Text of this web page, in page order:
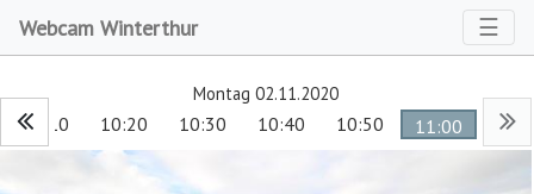
Webcam Winterthur ☰
Montag 02.11.2020
10:10 10:20 10:30 10:40 10:50 11:00